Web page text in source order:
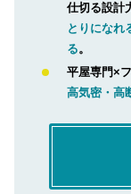
仕切る設計
とりになれ
る。
平屋専門×
高気密・高